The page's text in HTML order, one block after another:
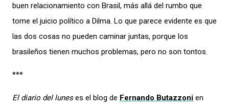
buen relacionamiento con Brasil, más allá del rumbo que
tome el juicio político a Dilma. Lo que parece evidente es que
las dos cosas no pueden caminar juntas, porque los
brasileños tienen muchos problemas, pero no son tontos.
***
El diario del luneses el blog de Fernando Butazzoni en